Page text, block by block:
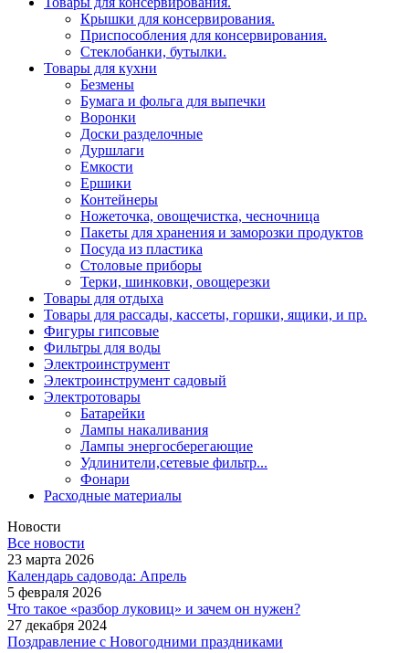
Крышки для консервирования.
Приспособления для консервирования.
Стеклобанки, бутылки.
Товары для кухни
Безмены
Бумага и фольга для выпечки
Воронки
Доски разделочные
Дуршлаги
Емкости
Ершики
Контейнеры
Ножеточка, овощечистка, чесночница
Пакеты для хранения и заморозки продуктов
Посуда из пластика
Столовые приборы
Терки, шинковки, овощерезки
Товары для отдыха
Товары для рассады, кассеты, горшки, ящики, и пр.
Фигуры гипсовые
Фильтры для воды
Электроинструмент
Электроинструмент садовый
Электротовары
Батарейки
Лампы накаливания
Лампы энергосберегающие
Удлинители,сетевые фильтр...
Фонари
Расходные материалы
Новости
Все новости
23 марта 2026
Календарь садовода: Апрель
5 февраля 2026
Что такое «разбор луковиц» и зачем он нужен?
27 декабря 2024
Поздравление с Новогодними праздниками